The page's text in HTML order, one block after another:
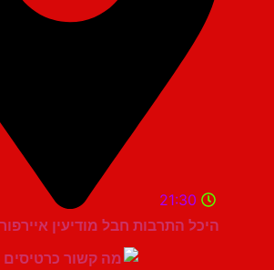
היכל התרבות חבל מודיעין איירפורט סיטי
21:30